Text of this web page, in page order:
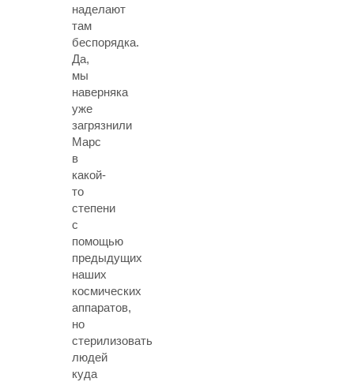
наделают
там
беспорядка.
Да,
мы
наверняка
уже
загрязнили
Марс
в
какой-
то
степени
с
помощью
предыдущих
наших
космических
аппаратов,
но
стерилизовать
людей
куда